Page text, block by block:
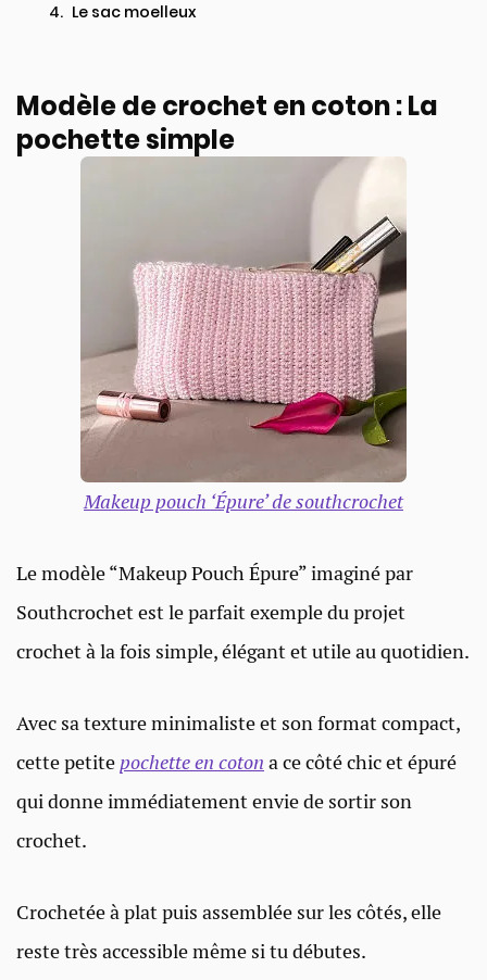
Le sac moelleux
Modèle de crochet en coton : La
pochette simple
Makeup pouch ‘Épure’ de southcrochet
Le modèle “Makeup Pouch Épure” imaginé par
Southcrochet est le parfait exemple du projet
crochet à la fois simple, élégant et utile au quotidien.
Avec sa texture minimaliste et son format compact,
cette petite pochette en coton a ce côté chic et épuré
qui donne immédiatement envie de sortir son
crochet.
Crochetée à plat puis assemblée sur les côtés, elle
reste très accessible même si tu débutes.